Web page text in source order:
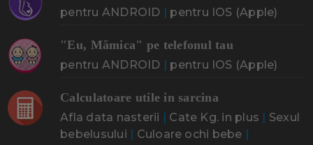
pentru ANDROID | pentru IOS (Apple)
"Eu, Mămica" pe telefonul tau
pentru ANDROID | pentru IOS (Apple)
Calculatoare utile in sarcina
Afla data nasterii | Cate Kg. in plus | Sexul
bebelusului | Culoare ochi bebe |